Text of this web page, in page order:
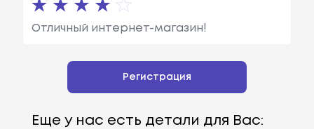
Отличный интернет-магазин!
Регистрация
Еще у нас есть детали для Вас: